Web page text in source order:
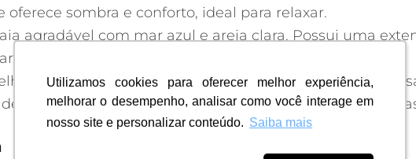
Utilizamos cookies para oferecer melhor experiência,
melhorar o desempenho, analisar como você interage em
nosso site e personalizar conteúdo. Saiba mais
Utilizamos cookies para oferecer melhor experiência,
melhorar o desempenho, analisar como você interage em
nosso site e personalizar conteúdo. Saiba mais
sombra e conforto, ideal para relaxar.
agradável com mar azul e areia clara. Possui uma
e também para longas caminhada
vai além de sua beleza natural. Com atividades
turismo são amplas, proporcionando novas